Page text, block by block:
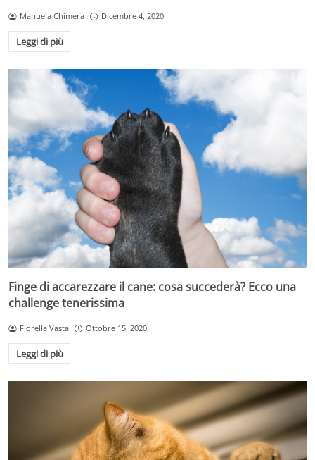
Manuela Chimera Dicembre 4, 2020
Leggi di più
Finge di accarezzare il cane: cosa succederà? Ecco una
challenge tenerissima
Fiorella Vasta Ottobre 15, 2020
Leggi di più